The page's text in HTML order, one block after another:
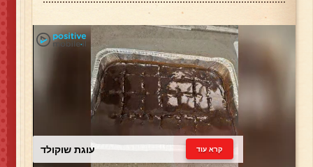
עוגת שוקולד קרא עוד